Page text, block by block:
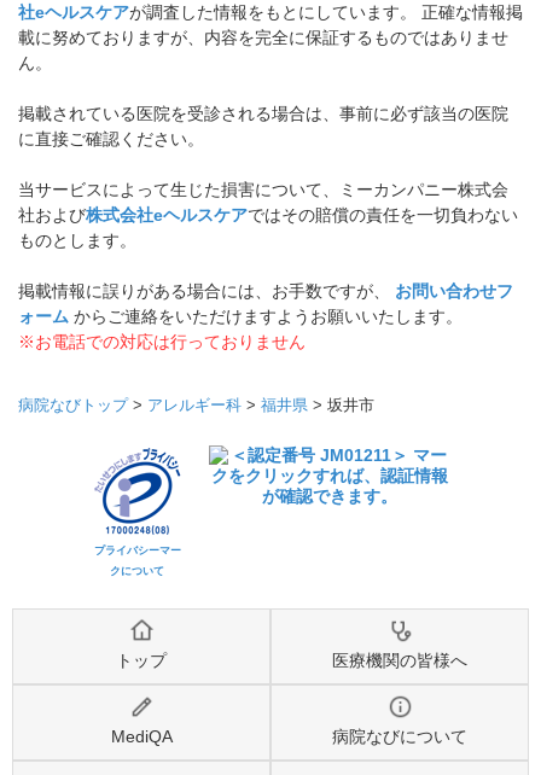
社eヘルスケアが調査した情報をもとにしています。 正確な情報掲
載に努めておりますが、内容を完全に保証するものではありませ
ん。
掲載されている医院を受診される場合は、事前に必ず該当の医院
に直接ご確認ください。
当サービスによって生じた損害について、ミーカンパニー株式会
社および株式会社eヘルスケアではその賠償の責任を一切負わない
ものとします。
掲載情報に誤りがある場合には、お手数ですが、 お問い合わせフ
ォーム からご連絡をいただけますようお願いいたします。
※お電話での対応は行っておりません
病院なびトップ> アレルギー科 > 福井県 > 坂井市
プライバシーマー
クについて
トップ 医療機関の皆様へ
MediQA 病院なびについて